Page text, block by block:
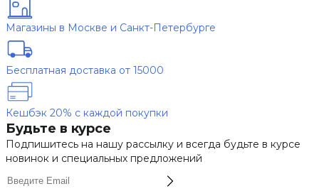
Магазины в Москве и Санкт-Петербурге
Бесплатная доставка от 15000
Кешбэк 20% с каждой покупки
Будьте в курсе
Подпишитесь на нашу рассылку и всегда будьте в курсе
новинок и специальных предложений